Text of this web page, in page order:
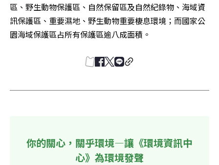
區、野生動物保護區、自然保留區及自然紀錄物、海域資
訊保護區、重要濕地、野生動物重要棲息環境；而國家公
園海域保護區占所有保護區逾八成面積。
你的關心，關乎環境—讓《環境資訊中
心》為環境發聲